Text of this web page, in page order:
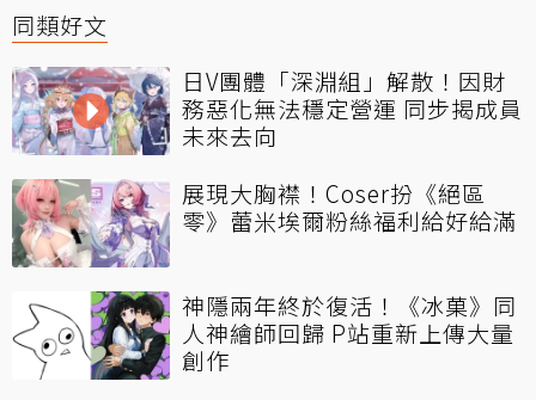
同類好文
日V團體「深淵組」解散！因財
務惡化無法穩定營運 同步揭成員
未來去向
展現大胸襟！Coser扮《絕區
零》蕾米埃爾粉絲福利給好給滿
神隱兩年終於復活！《冰菓》同
人神繪師回歸 P站重新上傳大量
創作